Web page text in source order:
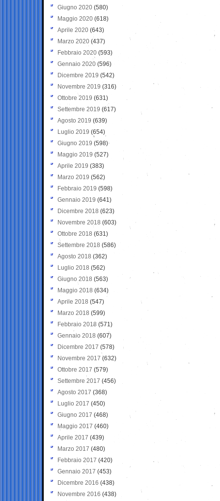
Giugno 2020 (580)
Maggio 2020 (618)
Aprile 2020 (643)
Marzo 2020 (437)
Febbraio 2020 (593)
Gennaio 2020 (596)
Dicembre 2019 (542)
Novembre 2019 (316)
Ottobre 2019 (631)
Settembre 2019 (617)
Agosto 2019 (639)
Luglio 2019 (654)
Giugno 2019 (598)
Maggio 2019 (527)
Aprile 2019 (383)
Marzo 2019 (562)
Febbraio 2019 (598)
Gennaio 2019 (641)
Dicembre 2018 (623)
Novembre 2018 (603)
Ottobre 2018 (631)
Settembre 2018 (586)
Agosto 2018 (362)
Luglio 2018 (562)
Giugno 2018 (563)
Maggio 2018 (634)
Aprile 2018 (547)
Marzo 2018 (599)
Febbraio 2018 (571)
Gennaio 2018 (607)
Dicembre 2017 (578)
Novembre 2017 (632)
Ottobre 2017 (579)
Settembre 2017 (456)
Agosto 2017 (368)
Luglio 2017 (450)
Giugno 2017 (468)
Maggio 2017 (460)
Aprile 2017 (439)
Marzo 2017 (480)
Febbraio 2017 (420)
Gennaio 2017 (453)
Dicembre 2016 (438)
Novembre 2016 (438)